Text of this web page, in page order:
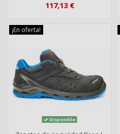
117,13 €
¡En oferta!
Disponible